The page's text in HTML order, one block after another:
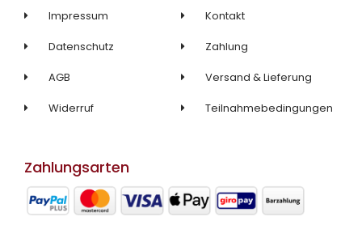
m
Impressum
Datenschutz
AGB
Widerruf
Kontakt
Zahlung
Versand & Lieferung
Teilnahmebedingungen
Zahlungsarten